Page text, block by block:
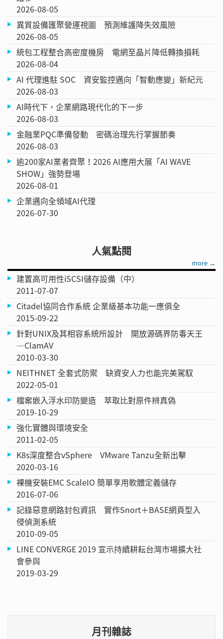
2026-08-05
異質設備匯聚營運視圖 預測維護降失效風險
2026-08-05
統包工程整合高密度機房 電網至晶片降低轉換損耗
2026-08-04
AI 代理進駐 SOC 資安監控邁向「智動應變」新紀元
2026-08-03
AI時代下，企業網路現代化的下一步
2026-08-03
金融業PQC準備發動 密碼治理先行掌握節奏
2026-08-03
逾200家AI業者齊聚！2026 AI應用大展「AI WAVE
SHOW」強勢登場
2026-08-01
企業邁向全領域AI代理
2026-07-30
人氣點閱
more →
建置高可用性iSCSI儲存設備（中）
2011-07-07
Citadel協同合作系統 企業級基本功能一應俱全
2015-09-22
針對UNIX及其相容系統所設計 開放源碼界防毒天王
—ClamAV
2010-03-30
NEITHNET 全套式防禦 缺資安人力也能完美駕馭
2022-05-01
檔案嵌入浮水印防變造 萃取比對原件辨真偽
2019-10-29
強化實體與環境安全
2011-02-05
K8s深度整合vSphere VMware Tanzu全新出擊
2020-03-16
裸機安裝EMC ScaleIO 簡單享用軟體定義儲存
2016-07-06
記錄惡意網路封包資訊 實作Snort＋BASE網頁型入
侵偵測系統
2010-09-05
LINE CONVERGE 2019 宣示持續耕耘台灣市場擴大社
會參與
2019-03-29
月刊雜誌